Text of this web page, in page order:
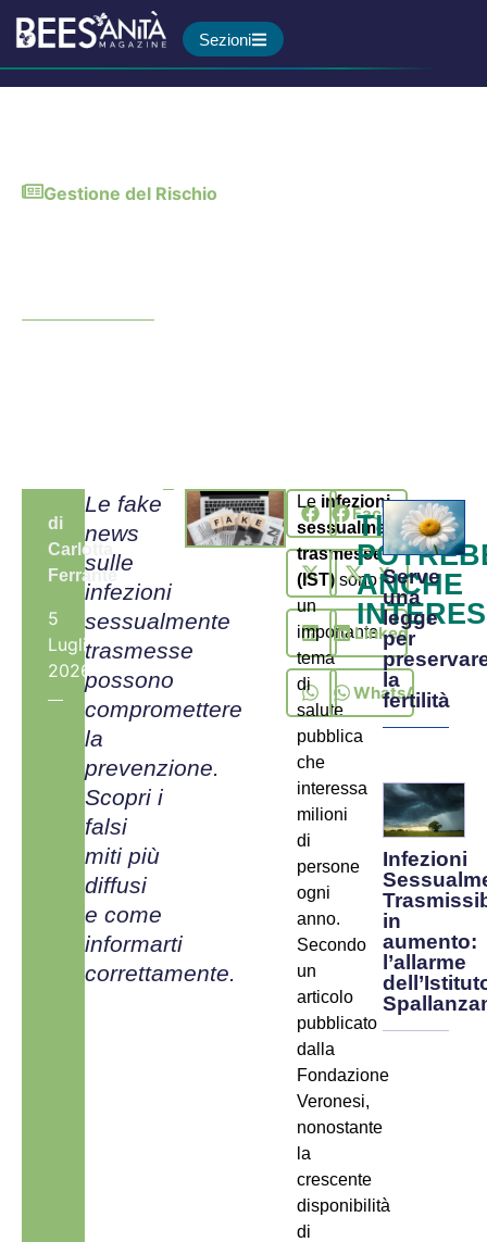
Sezioni
Gestione del Rischio
di
Carlotta
Ferrante
5
Luglio,
2026
Le fake
news
sulle
infezioni
sessualmente
trasmesse
possono
compromettere
la
prevenzione.
Scopri i
falsi
miti più
diffusi
e come
informarti
correttamente.
Le infezioni
sessualmente
trasmesse
(IST) sono
un
importante
tema
di
salute
pubblica
che
interessa
milioni
di
persone
ogni
anno.
Secondo
un
articolo
pubblicato
dalla
Fondazione
Veronesi,
nonostante
la
crescente
disponibilità
di
Facebook
X
LinkedIn
WhatsApp
TI
ANCHE
Serve
una
legge
per
la
fertilità
Infezioni
in
aumento:
l’allarme